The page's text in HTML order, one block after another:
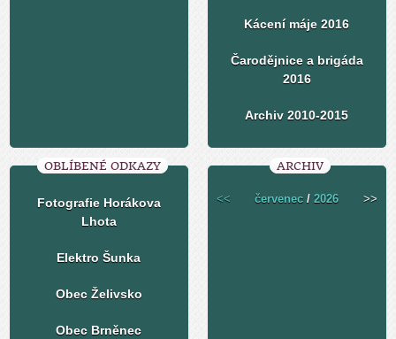
Kácení máje 2016
Čarodějnice a brigáda
2016
Archiv 2010-2015
OBLÍBENÉ ODKAZY
Fotografie Horákova
Lhota
Elektro Šunka
Obec Želivsko
Obec Brněnec
ARCHIV
<< červenec /2026 >>